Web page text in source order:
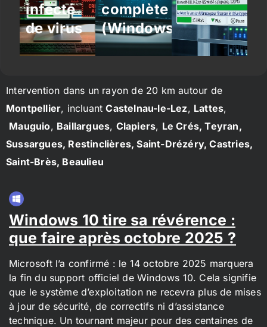
infecté
de virus
complète
(Windows/Linux)
Intervention dans un rayon de 20 km autour de
Montpellier, incluantCastelnau-le-Lez, Lattes,
Mauguio, Baillargues, Clapiers, Le Crés, Teyran,
Sussargues, Restinclières, Saint-Drézéry, Castries,
Saint-Brès, Beaulieu
Windows 10 tire sa révérence :
que faire après octobre 2025 ?
Microsoft l’a confirmé : le 14 octobre 2025 marquera
la fin du support officiel de Windows 10. Cela signifie
que le système d’exploitation ne recevra plus de mises
à jour de sécurité, de correctifs ni d’assistance
technique. Un tournant majeur pour des centaines de